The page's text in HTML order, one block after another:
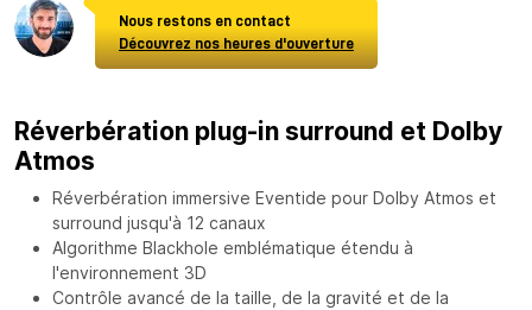
Nous restons en contact
Découvrez nos heures d'ouverture
Réverbération plug-in surround et Dolby
Atmos
Réverbération immersive Eventide pour Dolby Atmos et
surround jusqu'à 12 canaux
Algorithme Blackhole emblématique étendu à
l'environnement 3D
Contrôle avancé de la taille, de la gravité et de la